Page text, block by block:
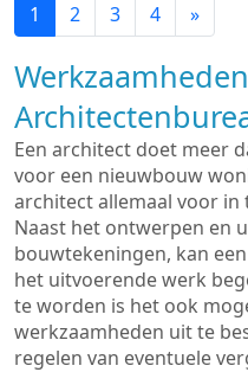
1 2 3 4 »
Werkzaamheden
Een architect doet meer
voor een nieuwbouw
architect allemaal voor in
Naast het ontwerpen en
bouwtekeningen, kan
het uitvoerende werk
te worden is het ook
werkzaamheden uit te
regelen van eventuele